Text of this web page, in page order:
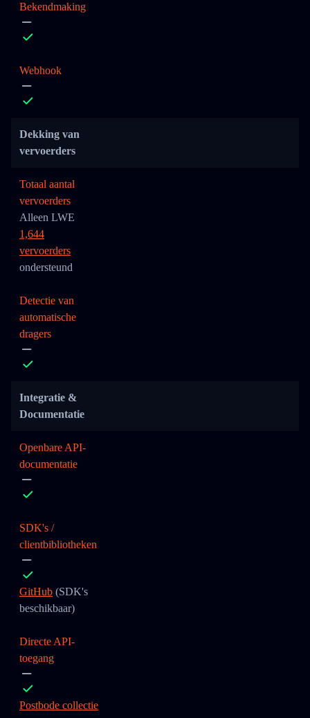
Bekendmaking
Webhook
Dekking van
vervoerders
Totaal aantal
vervoerders
Alleen LWE
1,644
vervoerders
ondersteund
Detectie van
automatische
dragers
Integratie &
Documentatie
Openbare API-
documentatie
SDK's /
clientbibliotheken
GitHub (SDK's
beschikbaar)
Directe API-
toegang
Postbode collectie